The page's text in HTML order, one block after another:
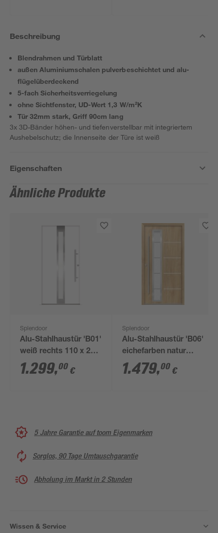
Beschreibung
Blendrahmen und Türblatt
außen Aluminiumschalen pulverbeschichtet und alu-
flügelüberdeckend
5-fach Sicherheitsverriegelung
ohne Sichtfenster, UD-Wert 1,3 W/m²K
Tür 32mm stark, Griff 90cm lang
3x 3D-Bänder höhen- und tiefenverstellbar mit integriertem
Aushebelschutz; die Innenseite der Türe ist weiß
Eigenschaften
Ähnliche Produkte
Splendoor
Alu-Stahlhaustür 'B01'
weiß rechts 110 x 210
cm
1.299,00 €
Splendoor
Alu-Stahlhaustür 'B06'
eichefarben natur
links 100 x 210 cm
1.479,00 €
5 Jahre Garantie auf toom Eigenmarken
Sorglos, 90 Tage Umtauschgarantie
Abholung im Markt in 2 Stunden
Wissen & Service